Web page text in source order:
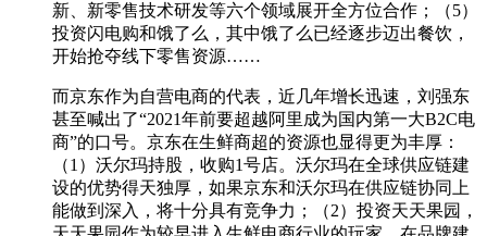
新、新零售技术研发等六个领域展开全方位合作；（5）
投资闪电购和饿了么，其中饿了么已经逐步迈出餐饮，
开始抢夺线下零售资源……
而京东作为自营电商的代表，近几年增长迅速，刘强东
甚至喊出了“2021年前要超越阿里成为国内第一大B2C电
商”的口号。京东在生鲜商超的资源也显得更为丰厚：
（1）沃尔玛持股，收购1号店。沃尔玛在全球供应链建
设的优势得天独厚，如果京东和沃尔玛在供应链协同上
能做到深入，将十分具有竞争力；（2）投资天天果园，